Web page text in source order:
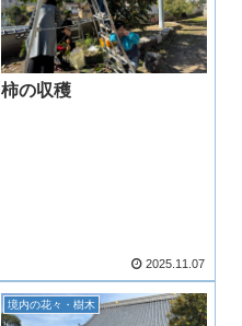
柿の収穫
2025.11.07
境内の花々・樹木